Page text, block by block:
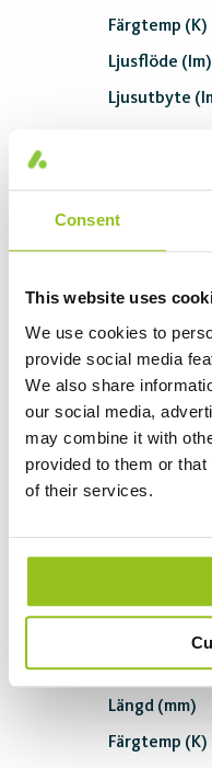
Consent
This website uses
We use cookies to
provide social media
We also share
our social media,
may combine it with
provided to them or
of their services.
Färgtemp (K)
Ljusflöde (lm)
Ljusutbyte
Part Z CE
Färgtemp (K)
Ljusflöde (lm)
Ljusutbyte
Part Z CE
Artikelnummer
Effekt (W)
Längd (mm)
Färgtemp (K)